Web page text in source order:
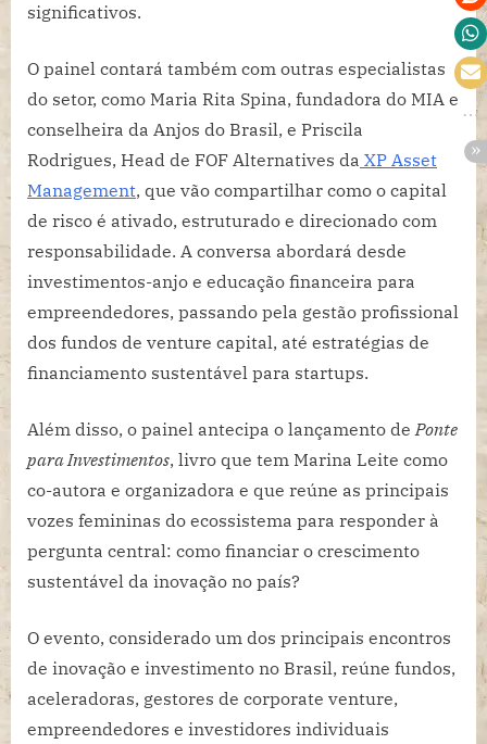
significativos.
O painel contará também com outras especialistas
do setor, como Maria Rita Spina, fundadora do MIA e
conselheira da Anjos do Brasil, e Priscila
Rodrigues, Head de FOF Alternatives da XP Asset
Management, que vão compartilhar como o capital
de risco é ativado, estruturado e direcionado com
responsabilidade. A conversa abordará desde
investimentos-anjo e educação financeira para
empreendedores, passando pela gestão profissional
dos fundos de venture capital, até estratégias de
financiamento sustentável para startups.
Além disso, o painel antecipa o lançamento dePonte
para Investimentos, livro que tem Marina Leite como
co-autora e organizadora e que reúne as principais
vozes femininas do ecossistema para responder à
pergunta central: como financiar o crescimento
sustentável da inovação no país?
O evento, considerado um dos principais encontros
de inovação e investimento no Brasil, reúne fundos,
aceleradoras, gestores de corporate venture,
empreendedores e investidores individuais